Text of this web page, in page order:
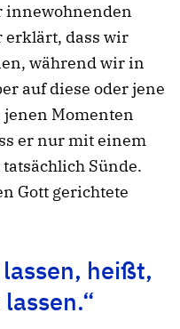
innewohnenden
erklärt, dass wir
während wir in
auf diese oder jene
Momenten
er nur mit einem
Sünde.
Gott gerichtete
heißt,